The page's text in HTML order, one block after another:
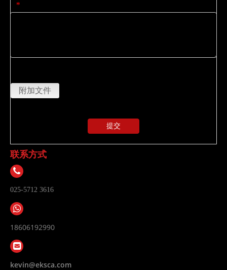
*
附加文件
提交
联系方式
025-5712 3616
18606192990
kevin@eksca.com